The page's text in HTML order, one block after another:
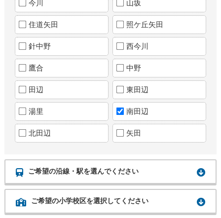
今川 山坂
住道矢田 照ケ丘矢田
針中野 西今川
鷹合 中野
田辺 東田辺
湯里 南田辺
北田辺 矢田
ご希望の沿線・駅を選んでください
ご希望の小学校区を選択してください